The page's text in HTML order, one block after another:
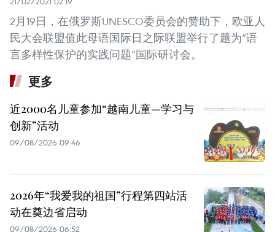
2月19日，在俄罗斯UNESCO委员会的赞助下，欧亚人
民大会联盟值此母语国际日之际联盟举行了题为“语
言多样性保护的实践问题”国际研讨会。
更多
近2000名儿童参加“越南儿童—学习与
创新”活动
09/08/2026 09:46
2026年“我爱我的祖国”行程第四站活
动在奠边省启动
09/08/2026 06:52